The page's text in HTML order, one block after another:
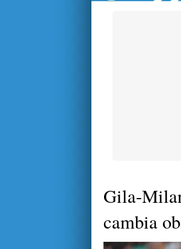
Gila-
cambia